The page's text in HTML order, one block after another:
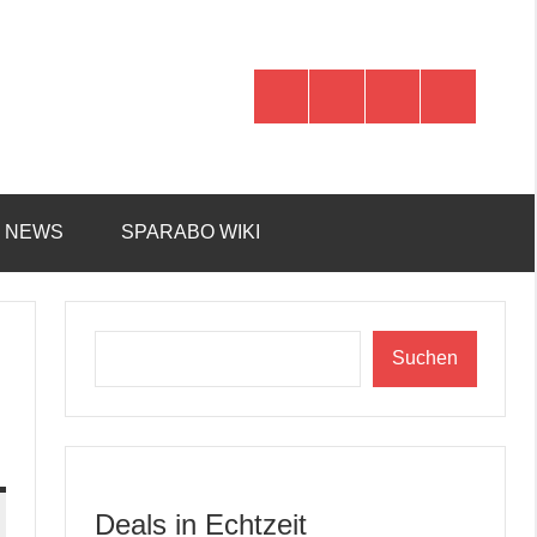
NEWS SPARABO WIKI
Suchen
Deals in Echtzeit